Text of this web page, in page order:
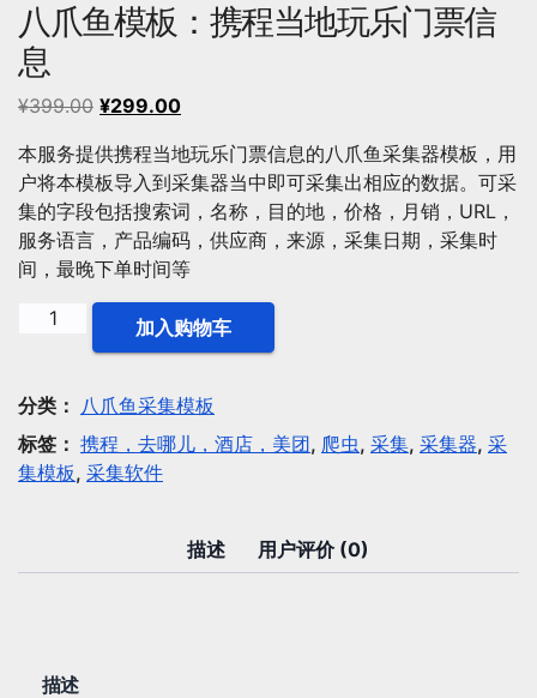
八爪鱼模板：携程当地玩乐门票信
息
¥399.00 原
为：
¥399.00。
¥299.00当
价
格
为：
¥299.00。
本服务提供携程当地玩乐门票信息的八爪鱼采集器模板，用
户将本模板导入到采集器当中即可采集出相应的数据。可采
集的字段包括搜索词，名称，目的地，价格，月销，URL，
服务语言，产品编码，供应商，来源，采集日期，采集时
间，最晚下单时间等
模
板：
携
程
玩
加入购物车
分类： 八爪鱼采集模板
标签： 携程，去哪儿，酒店，美团, 爬虫, 采集, 采集器, 采
集模板, 采集软件
描述 用户评价 (0)
描述